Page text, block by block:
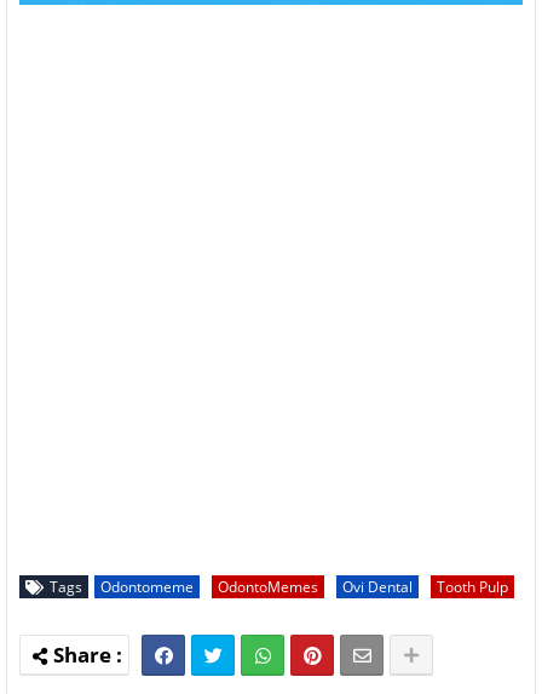
Tags Odontomeme OdontoMemes Ovi Dental Tooth Pulp